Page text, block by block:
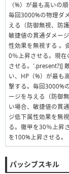
（%）が最も高いの
毎回3000%の物理ダ
える（防御無視、防
敏捷値の貫通ダメー
性効果を無視する 。
0％上昇させる。現
させる。'.present?)]
い、HP（%）が最も
撃する。毎回3000%
ージを与える（防御
い場合、敏捷値の貫
ジ低下属性効果を無
る。徹甲を30％上昇
を100%上昇させる。
パッシブスキル